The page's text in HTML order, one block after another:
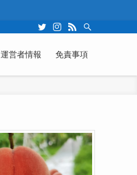
運営者情報 免責事項